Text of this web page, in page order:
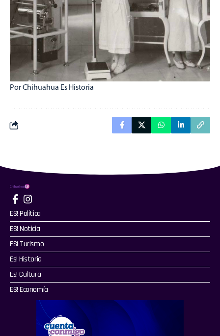
Por Chihuahua Es Historia
ES! Política
ES! Noticia
ES! Turismo
Es! Historia
Es! Cultura
ES! Economía